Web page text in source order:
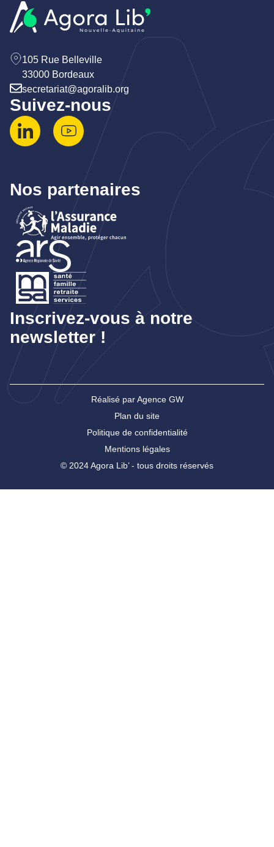
105 Rue Belleville
33000 Bordeaux
secretariat@agoralib.org
Suivez-nous
Nos partenaires
Inscrivez-vous à notre
newsletter !
© 2024 Agora Lib’ - tous droits réservés
Mentions légales
Politique de confidentialité
Plan du site
Réalisé par Agence GW